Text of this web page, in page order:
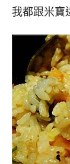
我都跟米寶